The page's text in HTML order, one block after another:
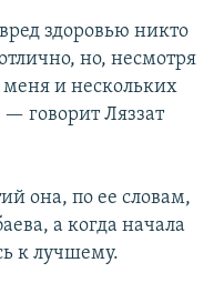
здоровью никто
но, несмотря
и нескольких
— говорит Ляззат
она, по ее словам,
а когда начала
к лучшему.